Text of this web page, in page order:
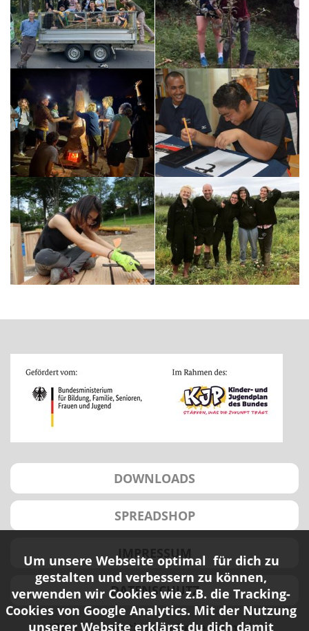
Um unsere Webseite optimal für dich zu
gestalten und verbessern zu können,
verwenden wir Cookies wie z.B. die Tracking-
Cookies von Google Analytics. Mit der Nutzung
unserer Website erklärst du dich damit
DOWNLOADS
SPREADSHOP
IMPRESSUM
DATENSCHUTZ